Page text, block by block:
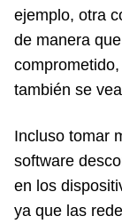
ejemplo, otra
de manera
también se
Incluso tomar
software
en los
ya que las